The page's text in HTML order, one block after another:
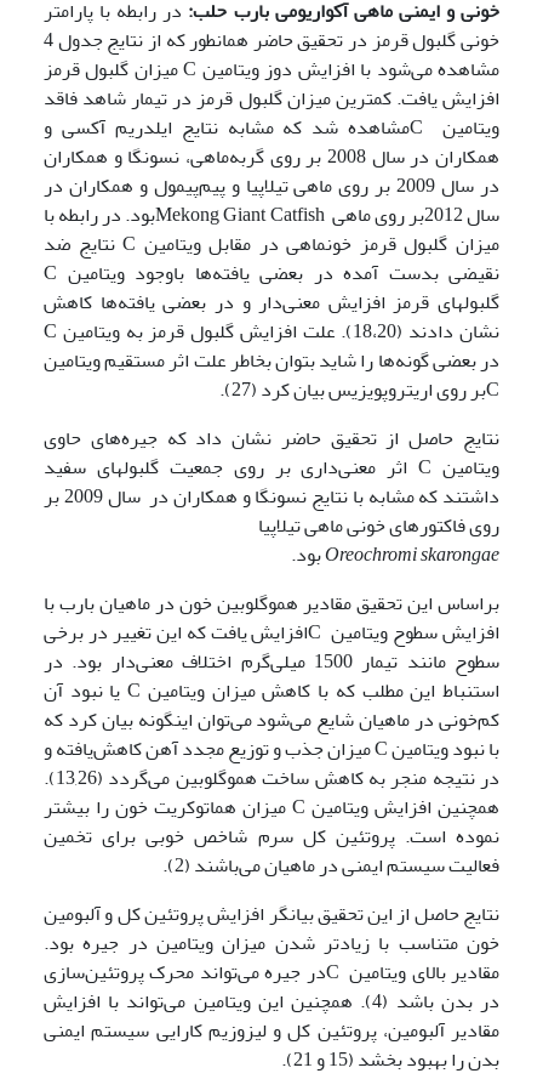
خونی و ایمنی ماهی آکواریومی بارب حلب: در رابطه با پارامتر
خونی گلبول قرمز در تحقیق حاضر همانطور که از نتایج جدول 4
مشاهده می‌شود با افزایش دوز ویتامین C میزان گلبول قرمز
افزایش یافت. کمترین میزان گلبول قرمز در تیمار شاهد فاقد
ویتامین Cمشاهده شد که مشابه نتایج ایلدریم آکسی و
همکاران در سال 2008 بر روی گربه‌ماهی، نسونگا و همکاران
در سال 2009 بر روی ماهی تیلاپیا و پیم‌پیمول و همکاران در
سال 2012بر روی ماهی Mekong Giant Catfishبود. در رابطه با
میزان گلبول قرمز خون­ماهی در مقابل ویتامین C نتایج ضد
نقیضی بدست آمده در بعضی یافته‌ها باوجود ویتامین C
گلبولهای قرمز افزایش معنی‌دار و در بعضی یافته‌ها کاهش
نشان دادند (18،20). علت افزایش گلبول قرمز به ویتامین C
در بعضی گونه‌ها را شاید بتوان بخاطر علت اثر مستقیم ویتامین
Cبر روی اریتروپویزیس بیان کرد (27).
نتایج حاصل از تحقیق حاضر نشان داد که جیره‌های حاوی
ویتامین C اثر معنی‌داری بر روی جمعیت گلبولهای سفید
داشتند که مشابه با نتایج نسونگا و همکاران در سال 2009 بر
روی فاکتورهای خونی ماهی تیلاپیا
Oreochromi skarongaeبود.
براساس این تحقیق مقادیر هموگلوبین خون در ماهیان بارب با
افزایش سطوح ویتامین Cافزایش یافت که این تغییر در برخی
سطوح مانند تیمار 1500 میلی‌گرم اختلاف معنی‌دار بود. در
استنباط این مطلب که با کاهش میزان ویتامین C یا نبود آن
کم‌خونی در ماهیان شایع می‌شود می‌توان اینگونه بیان کرد که
با نبود ویتامین C میزان جذب و توزیع مجدد آهن کاهش‌یافته و
در نتیجه منجر به کاهش ساخت هموگلوبین می‌گردد (13,26).
همچنین افزایش ویتامین C میزان هماتوکریت خون را بیشتر
نموده است. پروتئین کل سرم شاخص خوبی برای تخمین
فعالیت سیستم ایمنی در ماهیان می‌باشند (2).
نتایج حاصل از این تحقیق بیانگر افزایش پروتئین کل و آلبومین
خون متناسب با زیادتر شدن میزان ویتامین در جیره بود.
مقادیر بالای ویتامین Cدر جیره می‌تواند محرک پروتئین‌سازی
در بدن باشد (4). همچنین این ویتامین می‌تواند با افزایش
مقادیر آلبومین، پروتئین کل و لیزوزیم کارایی سیستم ایمنی
بدن را بهبود بخشد (15 و 21).